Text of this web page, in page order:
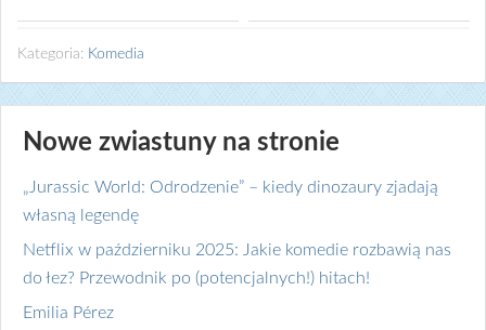
Kategoria: Komedia
Nowe zwiastuny na stronie
„Jurassic World: Odrodzenie” – kiedy dinozaury zjadają
własną legendę
Netflix w październiku 2025: Jakie komedie rozbawią nas
do łez? Przewodnik po (potencjalnych!) hitach!
Emilia Pérez